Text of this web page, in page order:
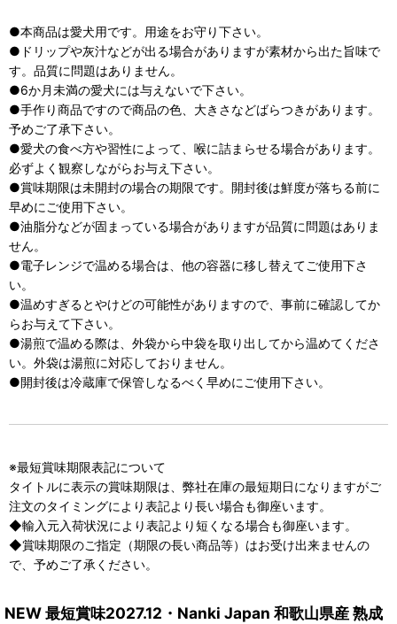
●本商品は愛犬用です。用途をお守り下さい。
●ドリップや灰汁などが出る場合がありますが素材から出た旨味で
す。品質に問題はありません。
●6か月未満の愛犬には与えないで下さい。
●手作り商品ですので商品の色、大きさなどばらつきがあります。
予めご了承下さい。
●愛犬の食べ方や習性によって、喉に詰まらせる場合があります。
必ずよく観察しながらお与え下さい。
●賞味期限は未開封の場合の期限です。開封後は鮮度が落ちる前に
早めにご使用下さい。
●油脂分などが固まっている場合がありますが品質に問題はありま
せん。
●電子レンジで温める場合は、他の容器に移し替えてご使用下さ
い。
●温めすぎるとやけどの可能性がありますので、事前に確認してか
らお与えて下さい。
●湯煎で温める際は、外袋から中袋を取り出してから温めてくださ
い。外袋は湯煎に対応しておりません。
●開封後は冷蔵庫で保管しなるべく早めにご使用下さい。
※最短賞味期限表記について
タイトルに表示の賞味期限は、弊社在庫の最短期日になりますがご
注文のタイミングにより表記より長い場合も御座います。
◆輸入元入荷状況により表記より短くなる場合も御座います。
◆賞味期限のご指定（期限の長い商品等）はお受け出来ませんの
で、予めご了承ください。
NEW 最短賞味2027.12・Nanki Japan 和歌山県産 熟成